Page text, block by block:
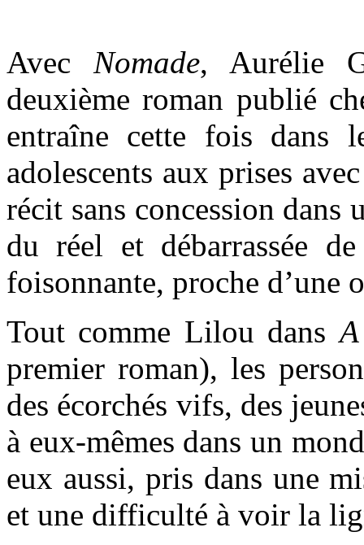
Avec Nomade, Aurélie
deuxième roman publié
entraîne cette fois dans
adolescents aux prises
récit sans concession dans
du réel et débarrassée
foisonnante, proche d’une
Tout comme Lilou dans
premier roman), les
des écorchés vifs, des
à eux-mêmes dans un
eux aussi, pris dans une
et une difficulté à voir la